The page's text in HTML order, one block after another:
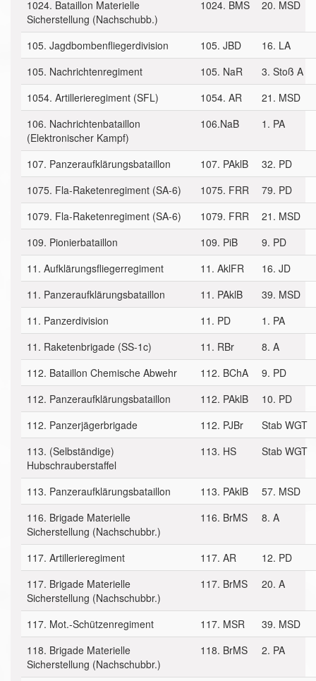
1024. Bataillon Materielle
Sicherstellung (Nachschubb.)
1024. BMS 20. MSD
105. Jagdbombenfliegerdivision 105. JBD
16. LA
105. Nachrichtenregiment
105. NaR
3. Stoß A
1054. Artillerieregiment (SFL)
1054. AR
21. MSD
106. Nachrichtenbataillon
(Elektronischer Kampf)
106.NaB 1. PA
107. Panzeraufklärungsbataillon 107. PAklB
32. PD
1075. Fla-Raketenregiment (SA-6)
1075. FRR
79. PD
1079. Fla-Raketenregiment (SA-6)
1079. FRR
21. MSD
109. Pionierbataillon
109. PiB
9. PD
11. Aufklärungsfliegerregiment
11. AklFR
16. JD
11. Panzeraufklärungsbataillon
11. PAklB
39. MSD
11. Panzerdivision
11. PD
1. PA
11. Raketenbrigade (SS-1c)
11. RBr
8. A
112. Bataillon Chemische Abwehr
112. BChA
9. PD
112. Panzeraufklärungsbataillon
112. PAklB
10. PD
112. Panzerjägerbrigade
112. PJBr
Stab WGT
113. (Selbständige)
Hubschrauberstaffel
113. HS Stab WGT
113. Panzeraufklärungsbataillon 113. PAklB
57. MSD
116. Brigade Materielle
Sicherstellung (Nachschubbr.)
116. BrMS 8. A
117. Artillerieregiment 117. AR
12. PD
117. Brigade Materielle
Sicherstellung (Nachschubbr.)
117. BrMS 20. A
117. Mot.-Schützenregiment 117. MSR
39. MSD
118. Brigade Materielle
Sicherstellung (Nachschubbr.)
118. BrMS 2. PA